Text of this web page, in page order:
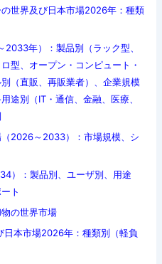
世界及び日本市場2026年：種類
年）：製品別（ラック型、
型、オープン・コンピュート・
（直販、再販業者）、企業規模
途別（IT・通信、金融、医療、
2026～2033）：市場規模、シ
）：製品別、ユーザ別、用途
ト
の世界市場
本市場2026年：種類別（軽負